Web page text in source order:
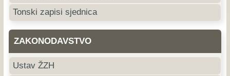
Tonski zapisi sjednica
ZAKONODAVSTVO
Ustav ŽZH